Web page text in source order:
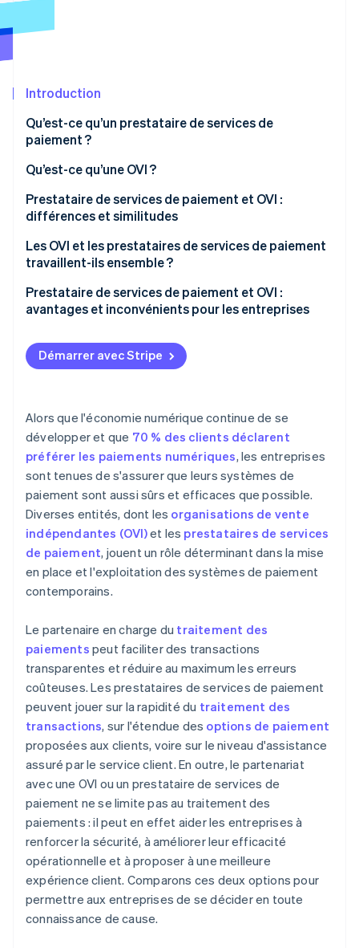
Radar
Constitution de start-up
Élimination du carbone
Vérification de l'identité
Stripe Sessions 2026
Regarder la vidéo
Stripe App Marketplace
Introduction
Qu’est-ce qu’un prestataire de services de
paiement ?
Qu’est-ce qu’une OVI ?
Prestataire de services de paiement et OVI :
différences et similitudes
Similitudes
Les OVI et les prestataires de services de paiement
travaillent-ils ensemble ?
Prestataire de services de paiement et OVI :
avantages et inconvénients pour les entreprises
OVI
Prestataires de services de paiement
Démarrer avec Stripe
Alors que l'économie numérique continue de se
développer et que 70 % des clients déclarent
préférer les paiements numériques, les entreprises
sont tenues de s'assurer que leurs systèmes de
paiement sont aussi sûrs et efficaces que possible.
Diverses entités, dont les organisations de vente
indépendantes (OVI)et les prestataires de services
de paiement, jouent un rôle déterminant dans la mise
en place et l'exploitation des systèmes de paiement
contemporains.
Le partenaire en charge du traitement des
paiements peut faciliter des transactions
transparentes et réduire au maximum les erreurs
coûteuses. Les prestataires de services de paiement
peuvent jouer sur la rapidité du traitement des
transactions, sur l'étendue des options de paiement
proposées aux clients, voire sur le niveau d'assistance
assuré par le service client. En outre, le partenariat
avec une OVI ou un prestataire de services de
paiement ne se limite pas au traitement des
paiements : il peut en effet aider les entreprises à
renforcer la sécurité, à améliorer leur efficacité
opérationnelle et à proposer à une meilleure
expérience client. Comparons ces deux options pour
permettre aux entreprises de se décider en toute
connaissance de cause.